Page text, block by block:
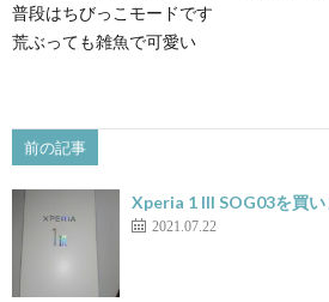
普段はちびっこモードです
荒ぶっても雑魚で可愛い
前の記事
Xperia 1 III SOG03を買い
2021.07.22